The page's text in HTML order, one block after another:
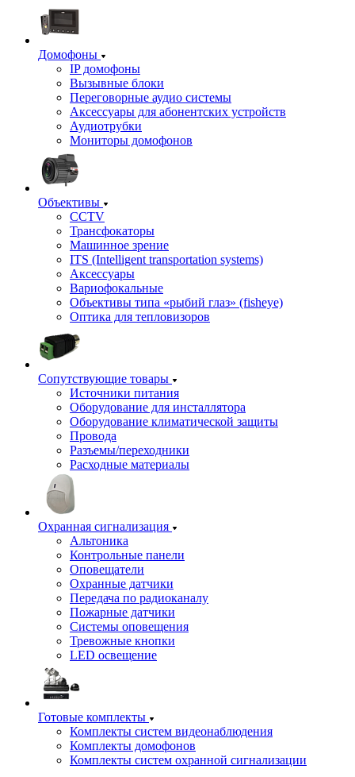
Домофоны
IP домофоны
Вызывные блоки
Переговорные аудио системы
Аксессуары для абонентских устройств
Аудиотрубки
Мониторы домофонов
Объективы
CCTV
Трансфокаторы
Машинное зрение
ITS (Intelligent transportation systems)
Аксессуары
Вариофокальные
Объективы типа «рыбий глаз» (fisheye)
Оптика для тепловизоров
Сопутствующие товары
Источники питания
Оборудование для инсталлятора
Оборудование климатической защиты
Провода
Разъемы/переходники
Расходные материалы
Охранная сигнализация
Альтоника
Контрольные панели
Оповещатели
Охранные датчики
Передача по радиоканалу
Пожарные датчики
Системы оповещения
Тревожные кнопки
LED освещение
Готовые комплекты
Комплекты систем видеонаблюдения
Комплекты домофонов
Комплекты систем охранной сигнализации